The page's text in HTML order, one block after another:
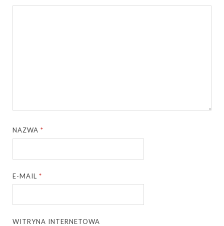
NAZWA*
E-MAIL*
WITRYNA INTERNETOWA